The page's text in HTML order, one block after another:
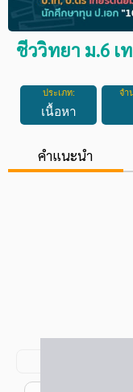
ชีววิทยา ม.6 เ
ประเภท:
เนื้อหา
จำ
คำแนะนำ